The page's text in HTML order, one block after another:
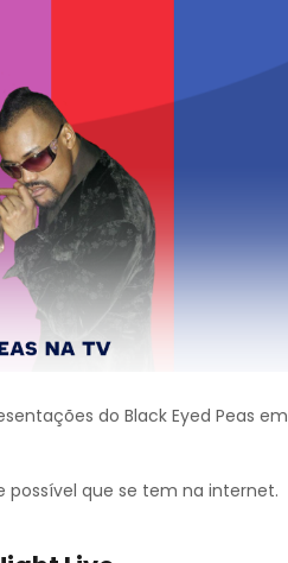
do Black Eyed Peas em
possível que se tem na internet.